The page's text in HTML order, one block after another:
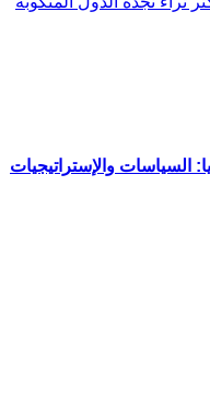
السياسات والإستراتيجيات